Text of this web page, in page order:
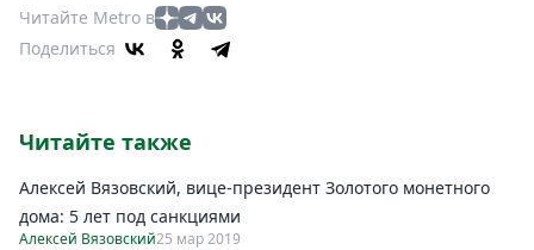
Читайте Metro в
Поделиться
Читайте также
Алексей Вязовский, вице-президент Золотого монетного
дома: 5 лет под санкциями
Алексей Вязовский25 мар 2019